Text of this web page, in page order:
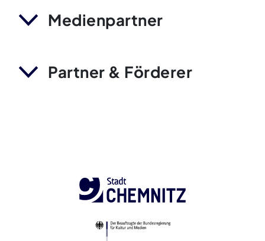
Medienpartner
Partner & Förderer